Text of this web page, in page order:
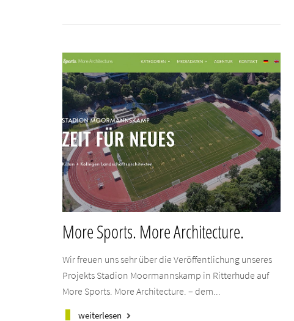
More Sports. More Architecture.
Wir freuen uns sehr über die Veröffentlichung unseres
Projekts Stadion Moormannskamp in Ritterhude auf
More Sports. More Architecture. – dem...
weiterlesen keyboard_arrow_right